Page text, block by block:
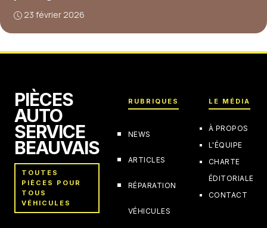
23 février 2026
PIÈCES
AUTO
SERVICE
BEAUVAIS
TOUTES
PIÈCES POUR
TOUS
VÉHICULES
RUBRIQUES
NEWS
ARTICLES
RÉPARATION
VÉHICULES
LE MÉDIA
À PROPOS
L'ÉQUIPE
CHARTE
ÉDITORIALE
CONTACT